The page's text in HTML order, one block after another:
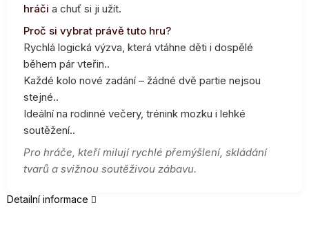
hráči a chuť si ji užít.
Proč si vybrat právě tuto hru?
Rychlá logická výzva, která vtáhne děti i dospělé
během pár vteřin..
Každé kolo nové zadání – žádné dvě partie nejsou
stejné..
Ideální na rodinné večery, trénink mozku i lehké
soutěžení..
Pro hráče, kteří milují rychlé přemýšlení, skládání
tvarů a svižnou soutěživou zábavu.
Detailní informace